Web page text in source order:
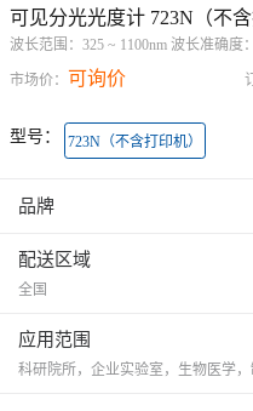
可见分光光度计 723N（不含
波长范围：325 ~ 1100nm 波长准确度
市场价： 可询价
型号： 723N（不含打印机）
品牌
配送区域
全国
应用范围
科研院所，企业实验室，生物医学